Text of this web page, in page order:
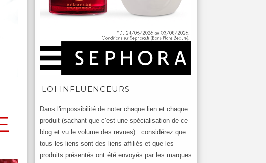
LOI INFLUENCEURS
Dans l'impossibilité de noter chaque lien et chaque
produit (sachant que c'est une spécialisation de ce
blog et vu le volume des revues) : considérez que
tous les liens sont des liens affiliés et que les
produits présentés ont été envoyés par les marques